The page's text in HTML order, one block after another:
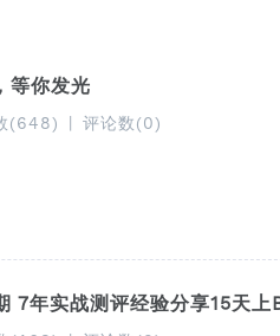
等你发光
(648) 评论数(0)
7年实战测评经验分享15天